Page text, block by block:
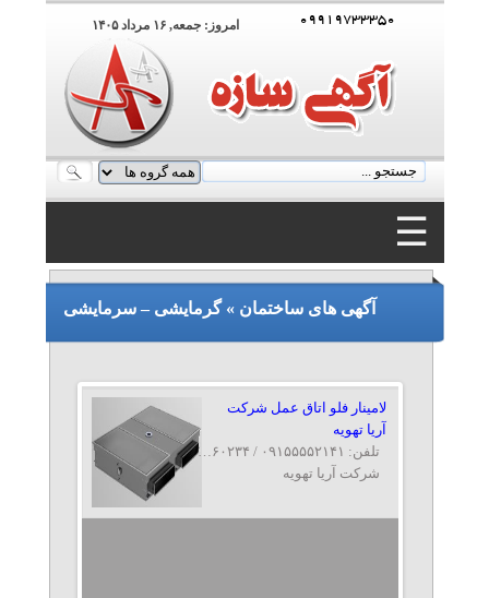
امروز: جمعه, ۱۶ مرداد ۱۴۰۵
☰
۰۹۹۱۹۷۳۳۳۵۰
۰۹۹۱۹۷۳۳۳۵۰
آگهی های ساختمان » گرمایشی – سرمایشی
لامینار فلو اتاق عمل شرکت
آریا تهویه
شرکت آریا تهویه
تلفن: ۰۹۱۵۵۵۵۲۱۴۱ / ۰۵۱۳۷۶۶۰۲۳۴-۷